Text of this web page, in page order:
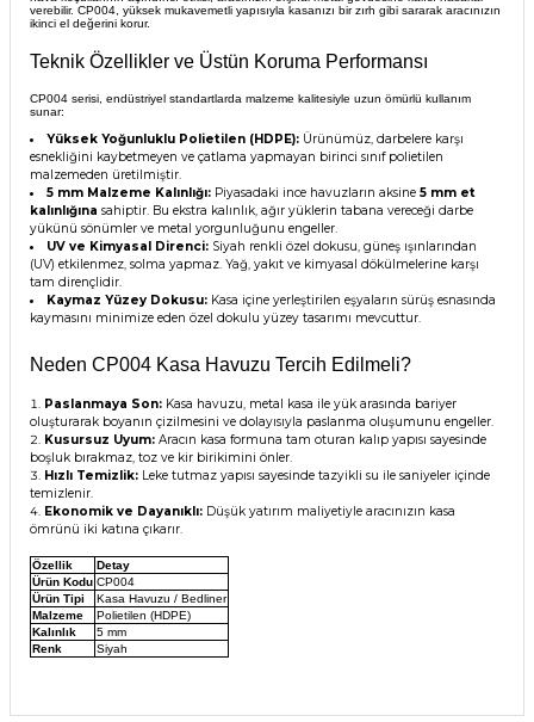
verebilir. CP004, yüksek mukavemetli yapısıyla kasanızı bir zırh gibi sararak aracınızın
ikinci el değerini korur.
Teknik Özellikler ve Üstün Koruma Performansı
CP004 serisi, endüstriyel standartlarda malzeme kalitesiyle uzun ömürlü kullanım
sunar:
Yüksek Yoğunluklu Polietilen (HDPE): Ürünümüz, darbelere karşı
esnekliğini kaybetmeyen ve çatlama yapmayan birinci sınıf polietilen
malzemeden üretilmiştir.
5 mm Malzeme Kalınlığı: Piyasadaki ince havuzların aksine5 mm et
kalınlığına sahiptir. Bu ekstra kalınlık, ağır yüklerin tabana vereceği darbe
yükünü sönümler ve metal yorgunluğunu engeller.
UV ve Kimyasal Direnci: Siyah renkli özel dokusu, güneş ışınlarından
(UV) etkilenmez, solma yapmaz. Yağ, yakıt ve kimyasal dökülmelerine karşı
tam dirençlidir.
Kaymaz Yüzey Dokusu: Kasa içine yerleştirilen eşyaların sürüş esnasında
kaymasını minimize eden özel dokulu yüzey tasarımı mevcuttur.
Neden CP004 Kasa Havuzu Tercih Edilmeli?
Paslanmaya Son: Kasa havuzu, metal kasa ile yük arasında bariyer
oluşturarak boyanın çizilmesini ve dolayısıyla paslanma oluşumunu engeller.
Kusursuz Uyum: Aracın kasa formuna tam oturan kalıp yapısı sayesinde
boşluk bırakmaz, toz ve kir birikimini önler.
Hızlı Temizlik: Leke tutmaz yapısı sayesinde tazyikli su ile saniyeler içinde
temizlenir.
Ekonomik ve Dayanıklı: Düşük yatırım maliyetiyle aracınızın kasa
ömrünü iki katına çıkarır.
Özellik
Detay
Ürün Kodu CP004
Ürün Tipi
Kasa Havuzu / Bedliner
Malzeme
Polietilen (HDPE)
Kalınlık
5 mm
Renk
Siyah